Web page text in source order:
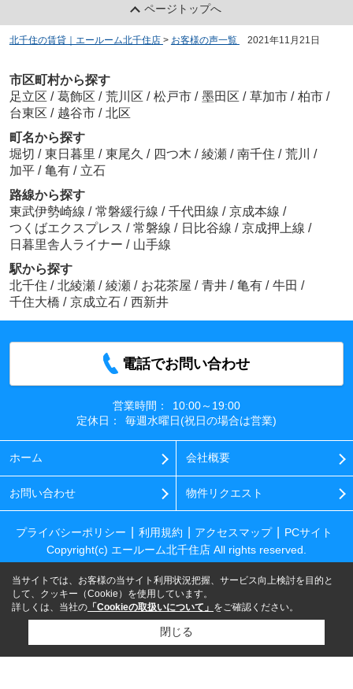
ページトップへ
北千住の賃貸｜エールーム北千住店 > お客様の声一覧 2021年11月21日
市区町村から探す
足立区 / 葛飾区 / 荒川区 / 松戸市 / 墨田区 / 草加市 / 柏市 /
台東区 / 越谷市 / 北区
町名から探す
堀切 / 東日暮里 / 東尾久 / 四つ木 / 綾瀬 / 南千住 / 荒川 /
加平 / 亀有 / 立石
路線から探す
東武伊勢崎線 / 常磐緩行線 / 千代田線 / 京成本線 /
つくばエクスプレス / 常磐線 / 日比谷線 / 京成押上線 /
日暮里舎人ライナー / 山手線
駅から探す
北千住 / 北綾瀬 / 綾瀬 / お花茶屋 / 青井 / 亀有 / 牛田 /
千住大橋 / 京成立石 / 西新井
電話でお問い合わせ
営業時間：
10:00～19:00
定休日：
毎週水曜日(祝日の場合は営業)
ホーム 会社概要
お問い合わせ 物件リクエスト
プライバシーポリシー 利用規約 アクセスマップ
PCサイト
Copyright(c) エールーム北千住店 All rights reserved.
当サイトでは、お客様の当サイト利用状況把握、サービス向上検討を目的と
して、クッキー（Cookie）を使用しています。
詳しくは、当社の 「Cookieの取扱いについて」 をご確認ください。
閉じる